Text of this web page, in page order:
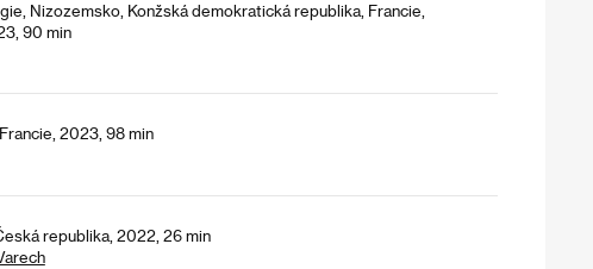
Nizozemsko, Konžská demokratická republika, Francie,
90 min
2023, 98 min
republika, 2022, 26 min